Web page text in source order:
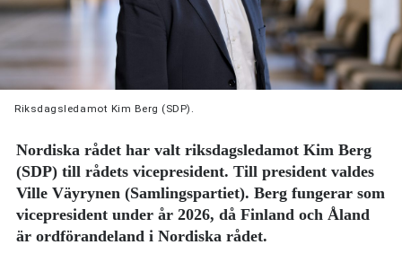
Riksdagsledamot Kim Berg (SDP).
Nordiska rådet har valt riksdagsledamot Kim Berg
(SDP) till rådets vicepresident. Till president valdes
Ville Väyrynen (Samlingspartiet). Berg fungerar som
vicepresident under år 2026, då Finland och Åland
är ordförandeland i Nordiska rådet.